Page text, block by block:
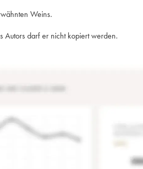
Weins.
Autors darf er nicht kopiert werden.